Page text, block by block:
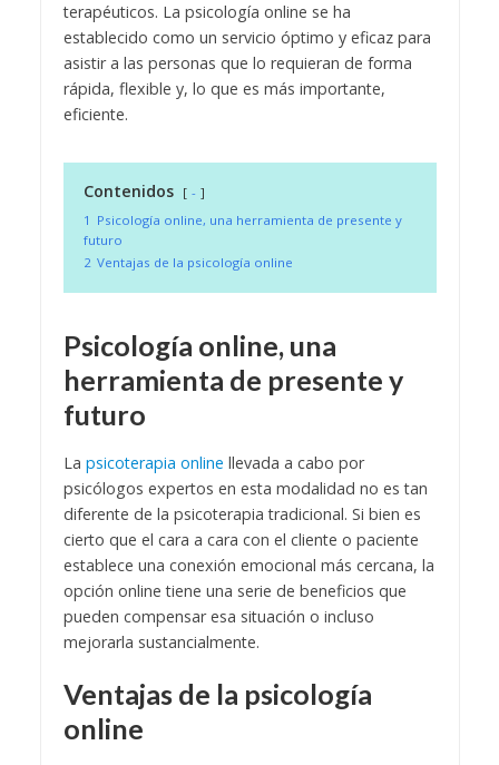
terapéuticos. La psicología online se ha
establecido como un servicio óptimo y eficaz para
asistir a las personas que lo requieran de forma
rápida, flexible y, lo que es más importante,
eficiente.
Contenidos
-
1 Psicología online, una herramienta de presente y
futuro
2 Ventajas de la psicología online
Psicología online, una
herramienta de presente y
futuro
La psicoterapia online llevada a cabo por
psicólogos expertos en esta modalidad no es tan
diferente de la psicoterapia tradicional. Si bien es
cierto que el cara a cara con el cliente o paciente
establece una conexión emocional más cercana, la
opción online tiene una serie de beneficios que
pueden compensar esa situación o incluso
mejorarla sustancialmente.
Ventajas de la psicología
online